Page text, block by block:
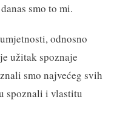
smo to mi.
odnosno
užitak spoznaje
smo najvećeg svih
spoznali i vlastitu